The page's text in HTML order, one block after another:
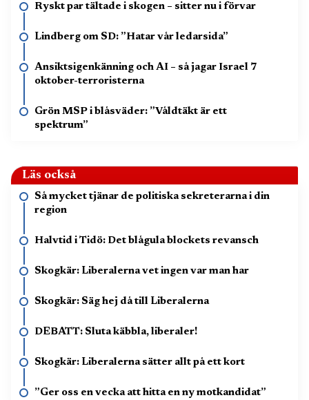
Ryskt par tältade i skogen – sitter nu i förvar
Lindberg om SD: ”Hatar vår ledarsida”
Ansiktsigenkänning och AI – så jagar Israel 7
oktober-terroristerna
Grön MSP i blåsväder: ”Våldtäkt är ett
spektrum”
Läs också
Så mycket tjänar de politiska sekreterarna i din
region
Halvtid i Tidö: Det blågula blockets revansch
Skogkär: Liberalerna vet ingen var man har
Skogkär: Säg hej då till Liberalerna
DEBATT: Sluta käbbla, liberaler!
Skogkär: Liberalerna sätter allt på ett kort
”Ger oss en vecka att hitta en ny motkandidat”